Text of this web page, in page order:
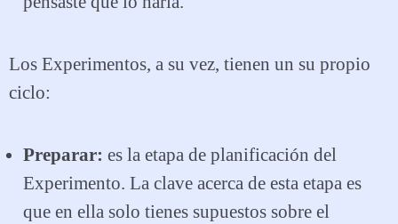
Los Experimentos, a su vez, tienen un su propio
ciclo:
Preparar: es la etapa de planificación del
Experimento. La clave acerca de esta etapa es
que en ella solo tienes supuestos sobre el